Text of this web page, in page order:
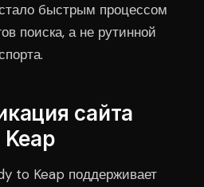
быстрым процессом
поиска, а не рутинной
сайта
to Keap поддерживает